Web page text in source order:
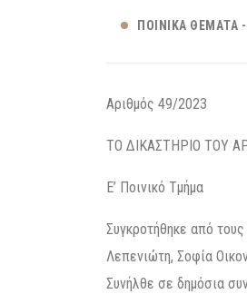
ΠΟΙΝΙΚΆ ΘΈΜΑΤΑ
Αριθμός 49/2023
ΤΟ ΔΙΚΑΣΤΗΡΙΟ ΤΟΥ
E’ Ποινικό Τμήμα
Συγκροτήθηκε από
Λεπενιώτη, Σοφία
Συνήλθε σε δημόσια